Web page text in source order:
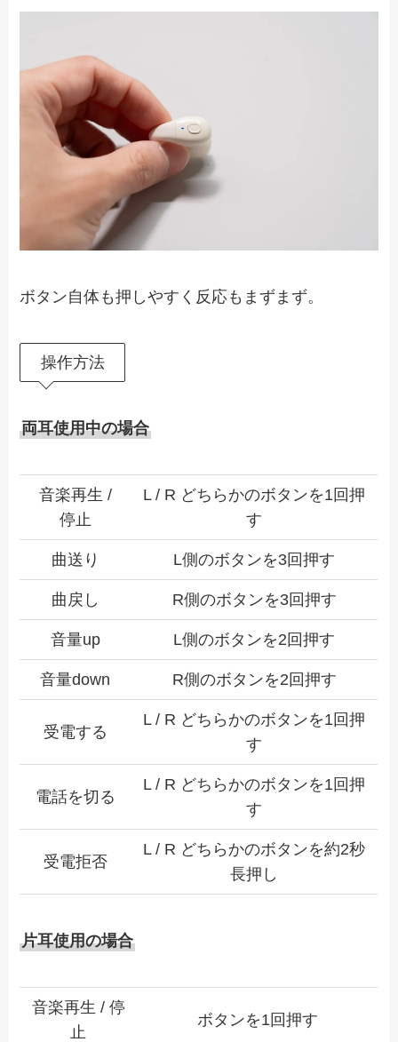
ボタン自体も押しやすく反応もまずまず。
操作方法
両耳使用中の場合
音楽再生 /
停止
L / R どちらかのボタンを1回押
す
曲送り L側のボタンを3回押す
曲戻し R側のボタンを3回押す
音量up L側のボタンを2回押す
音量down R側のボタンを2回押す
受電する
L / R どちらかのボタンを1回押
す
電話を切る
L / R どちらかのボタンを1回押
す
受電拒否
L / R どちらかのボタンを約2秒
長押し
片耳使用の場合
音楽再生 / 停
止
ボタンを1回押す